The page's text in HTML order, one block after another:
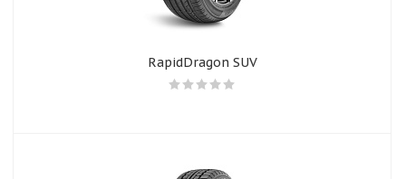
RapidDragon SUV